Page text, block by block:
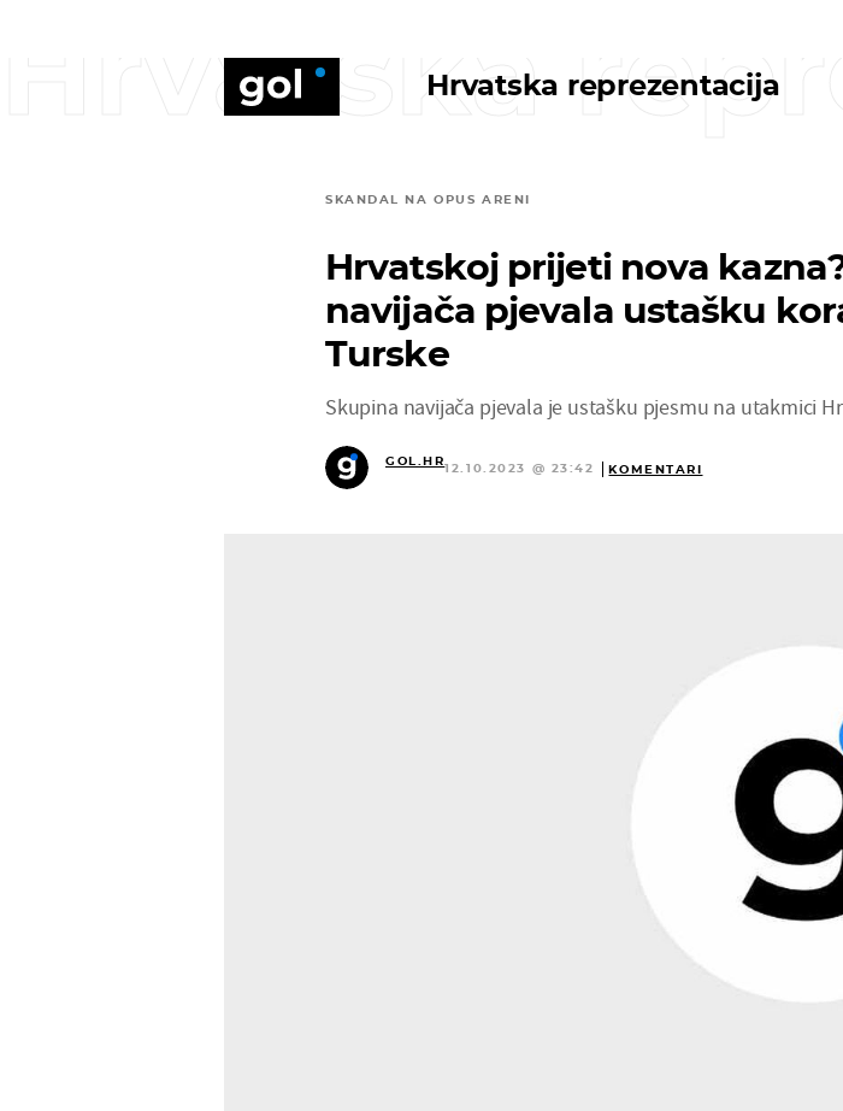
Hrvatska reprezentacija
Hrvatska
SKANDAL NA OPUS ARENI
Hrvatskoj prijeti nova
navijača pjevala ustašku
Turske
Skupina navijača pjevala je ustašku pjesmu na utakmici
GOL.HR
12.10.2023 @ 23:42 KOMENTARI